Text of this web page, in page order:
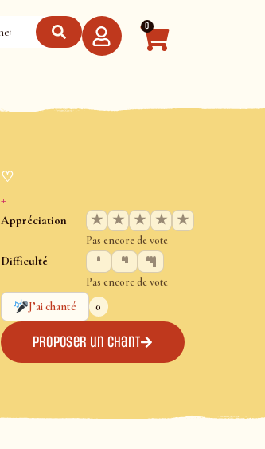
0
♡
+
Appréciation ★ ★ ★ ★ ★
Pas encore de vote
Difficulté
Pas encore de vote
J’ai chanté
0
Proposer un chant